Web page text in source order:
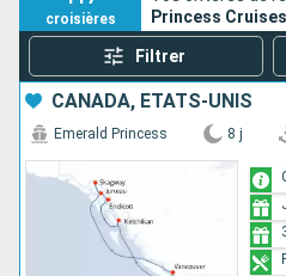
croisières
Princess
Filtrer
CANADA, ÉTATS-UNIS
Emerald Princess 8 j